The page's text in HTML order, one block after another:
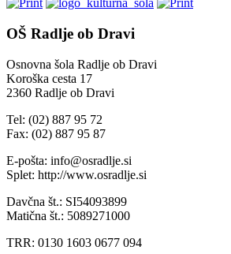
OŠ Radlje ob Dravi
Osnovna šola Radlje ob Dravi
Koroška cesta 17
2360 Radlje ob Dravi
Tel: (02) 887 95 72
Fax: (02) 887 95 87
E-pošta: info@osradlje.si
Splet: http://www.osradlje.si
Davčna št.: SI54093899
Matična št.: 5089271000
TRR: 0130 1603 0677 094